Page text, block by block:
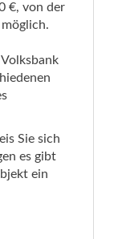
€, von der
Sie sich
es gibt
ein